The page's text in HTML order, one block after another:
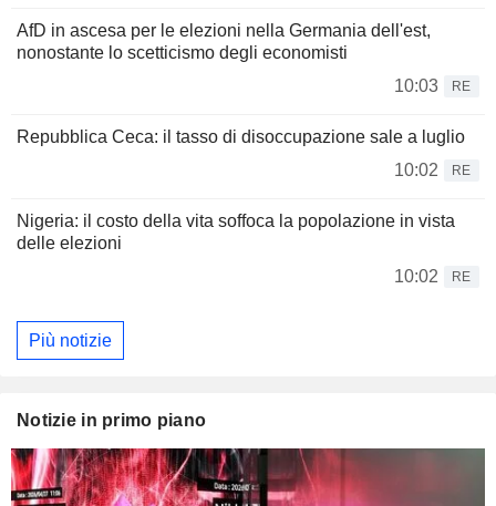
AfD in ascesa per le elezioni nella Germania dell'est,
nonostante lo scetticismo degli economisti
10:03
RE
Repubblica Ceca: il tasso di disoccupazione sale a luglio
10:02
RE
Nigeria: il costo della vita soffoca la popolazione in vista
delle elezioni
10:02
RE
Più notizie
Notizie in primo piano